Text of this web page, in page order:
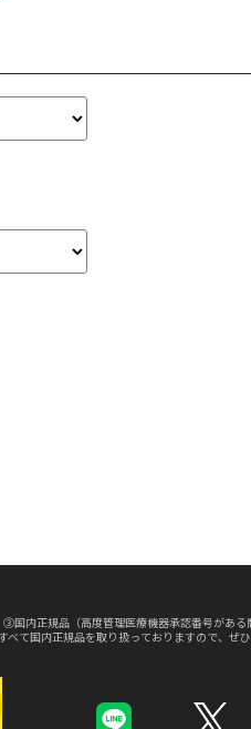
内正規品（高度管理医療機器承認番号がある
て国内正規品を取り扱っておりますので、ぜひ